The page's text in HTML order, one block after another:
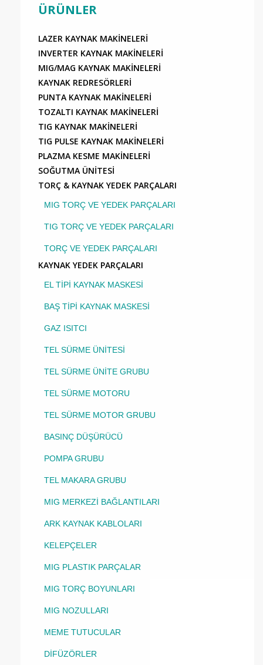
ÜRÜNLER
LAZER KAYNAK MAKİNELERİ
INVERTER KAYNAK MAKİNELERİ
MIG/MAG KAYNAK MAKİNELERİ
KAYNAK REDRESÖRLERİ
PUNTA KAYNAK MAKİNELERİ
TOZALTI KAYNAK MAKİNELERİ
TIG KAYNAK MAKİNELERİ
TIG PULSE KAYNAK MAKİNELERİ
PLAZMA KESME MAKİNELERİ
SOĞUTMA ÜNİTESİ
TORÇ & KAYNAK YEDEK PARÇALARI
MIG TORÇ VE YEDEK PARÇALARI
TIG TORÇ VE YEDEK PARÇALARI
TORÇ VE YEDEK PARÇALARI
KAYNAK YEDEK PARÇALARI
EL TİPİ KAYNAK MASKESİ
BAŞ TİPİ KAYNAK MASKESİ
GAZ ISITCI
TEL SÜRME ÜNİTESİ
TEL SÜRME ÜNİTE GRUBU
TEL SÜRME MOTORU
TEL SÜRME MOTOR GRUBU
BASINÇ DÜŞÜRÜCÜ
POMPA GRUBU
TEL MAKARA GRUBU
MIG MERKEZİ BAĞLANTILARI
ARK KAYNAK KABLOLARI
KELEPÇELER
MIG PLASTIK PARÇALAR
MIG TORÇ BOYUNLARI
MIG NOZULLARI
MEME TUTUCULAR
DİFÜZÖRLER